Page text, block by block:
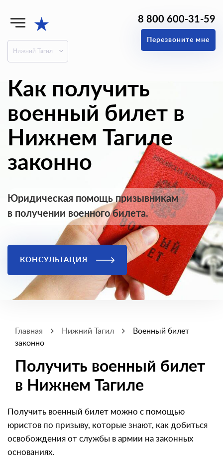
★
Нижний Тагил
8 800 600-31-59
Перезвоните мне
Как получить
военный билет в
Нижнем Тагиле
законно
Юридическая помощь призывникам
в получении военного билета.
КОНСУЛЬТАЦИЯ
Главная Нижний Тагил
Военный билет
законно
Получить военный билет
в Нижнем Тагиле
Получить военный билет можно с помощью
юристов по призыву, которые знают, как добиться
освобождения от службы в армии на законных
основаниях.